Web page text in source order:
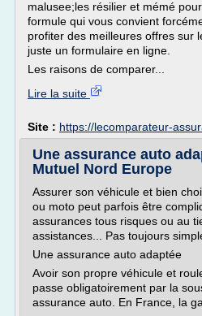
malusee;les résilier et mémé
formule qui vous convient
profiter des meilleures offres sur
juste un formulaire en ligne.
Les raisons de comparer...
Lire la suite
Site : https://lecomparateur-
Une assurance auto
Mutuel Nord Europe
Assurer son véhicule et bien
ou moto peut parfois être
assurances tous risques ou au
assistances... Pas toujours
Une assurance auto adaptée
Avoir son propre véhicule et
passe obligatoirement par la
assurance auto. En France, la